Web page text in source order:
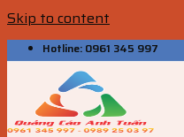
Skip to content
Hotline: 0961 345 997